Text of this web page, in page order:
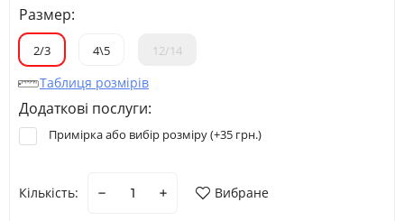
Размер:
2/3 4\5 12/14
Таблиця розмірів
Додаткові послуги:
Примірка або вибір розміру (+35 грн.)
Кількість: Вибране